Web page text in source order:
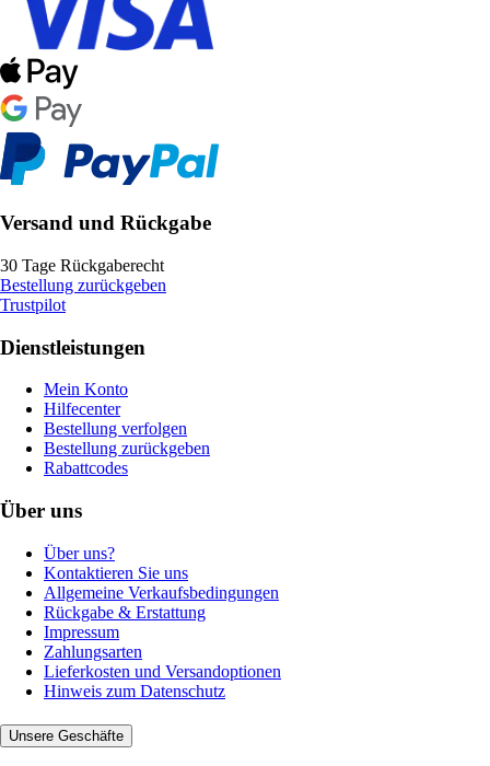
Versand und Rückgabe
30 Tage Rückgaberecht
Bestellung zurückgeben
Trustpilot
Dienstleistungen
Mein Konto
Hilfecenter
Bestellung verfolgen
Bestellung zurückgeben
Rabattcodes
Über uns
Über uns?
Kontaktieren Sie uns
Allgemeine Verkaufsbedingungen
Rückgabe & Erstattung
Impressum
Zahlungsarten
Lieferkosten und Versandoptionen
Hinweis zum Datenschutz
Unsere Geschäfte